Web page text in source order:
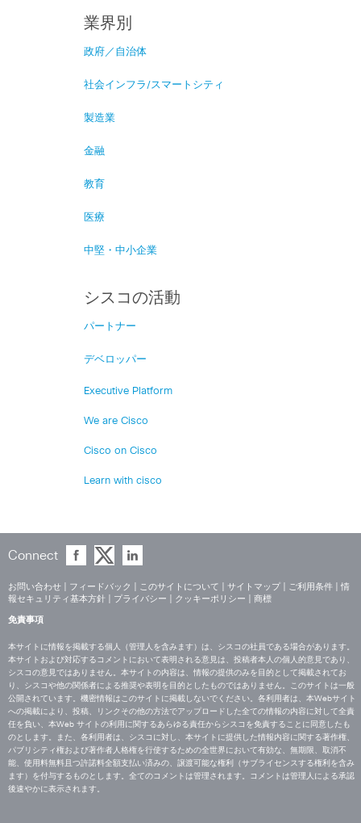
業界別
政府／自治体
社会インフラ/スマートシティ
製造業
金融
教育
医療
中堅・中小企業
シスコの活動
パートナー
デベロッパー
Executive Platform
We are Cisco
Cisco on Cisco
Learn with cisco
Connect
お問い合わせ フィードバック このサイトについて サイトマップ ご利用条件
情
報セキュリティ基本方針
プライバシー クッキーポリシー 商標
免責事項
本サイトに情報を掲載する個人（管理人を含みます）は、シスコの社員である場合があります。
本サイトおよび対応するコメントにおいて表明される意見は、投稿者本人の個人的意見であり、
シスコの意見ではありません。本サイトの内容は、情報の提供のみを目的として掲載されてお
り、シスコや他の関係者による推奨や表明を目的としたものではありません。このサイトは一般
公開されています。機密情報はこのサイトに掲載しないでください。各利用者は、本Webサイト
への掲載により、投稿、リンクその他の方法でアップロードした全ての情報の内容に対して全責
任を負い、本Web サイトの利用に関するあらゆる責任からシスコを免責することに同意したも
のとします。また、各利用者は、シスコに対し、本サイトに提供した情報内容に関する著作権、
パブリシティ権および著作者人格権を行使するための全世界において有効な、無期限、取消不
能、使用料無料且つ許諾料全額支払い済みの、譲渡可能な権利（サブライセンスする権利を含み
ます）を付与するものとします。全てのコメントは管理されます。コメントは管理人による承認
後速やかに表示されます。